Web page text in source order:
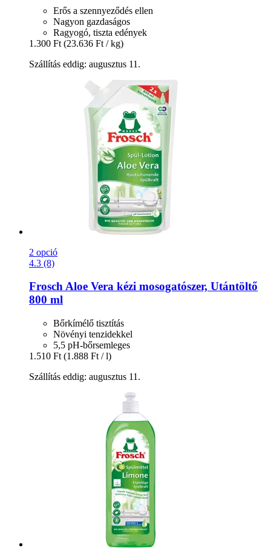
Erős a szennyeződés ellen
Nagyon gazdaságos
Ragyogó, tiszta edények
1.300 Ft (23.636 Ft / kg)
Szállítás eddig: augusztus 11.
2 opció
4.3 (8)
FroschAloe Vera kézi mosogatószer, Utántöltő
800 ml
Bőrkímélő tisztítás
Növényi tenzidekkel
5,5 pH-bőrsemleges
1.510 Ft (1.888 Ft / l)
Szállítás eddig: augusztus 11.